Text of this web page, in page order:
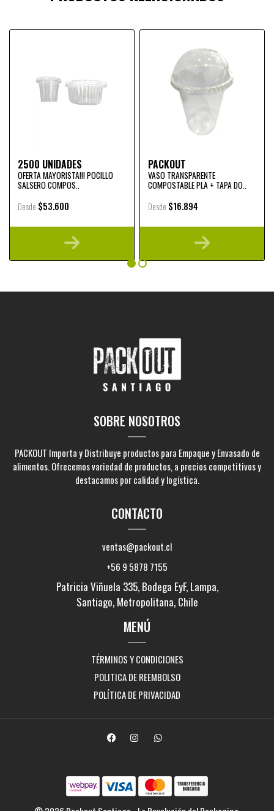
2500 UNIDADES
OFERTA MAYORISTA!!! POCILLO
SALSERO COMPOS..
Desde $53.600
PACKOUT
VASO TRANSPARENTE
COMPOSTABLE PLA + TAPA DO..
Desde $16.894
SOBRE NOSOTROS
PACKOUT Importa y Distribuye productos para Empaque y Envasado de
alimentos. Ofrecemos variedad de productos, a precios competitivos y
destacamos por calidad y logística.
CONTACTO
ventas@packout.cl
+56 9 5878 7155
Patricia Viñuela 335, Bodega EyF, Lampa,
Santiago, Metropolitana, Chile
MENÚ
TÉRMINOS Y CONDICIONES
POLITICA DE REEMBOLSO
POLÍTICA DE PRIVACIDAD